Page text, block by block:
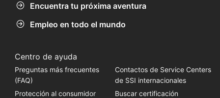
Encuentra tu próxima aventura
Empleo en todo el mundo
Centro de ayuda
Preguntas más frecuentes
(FAQ)
Contactos de Service Centers
de SSI internacionales
Protección al consumidor
Buscar certificación